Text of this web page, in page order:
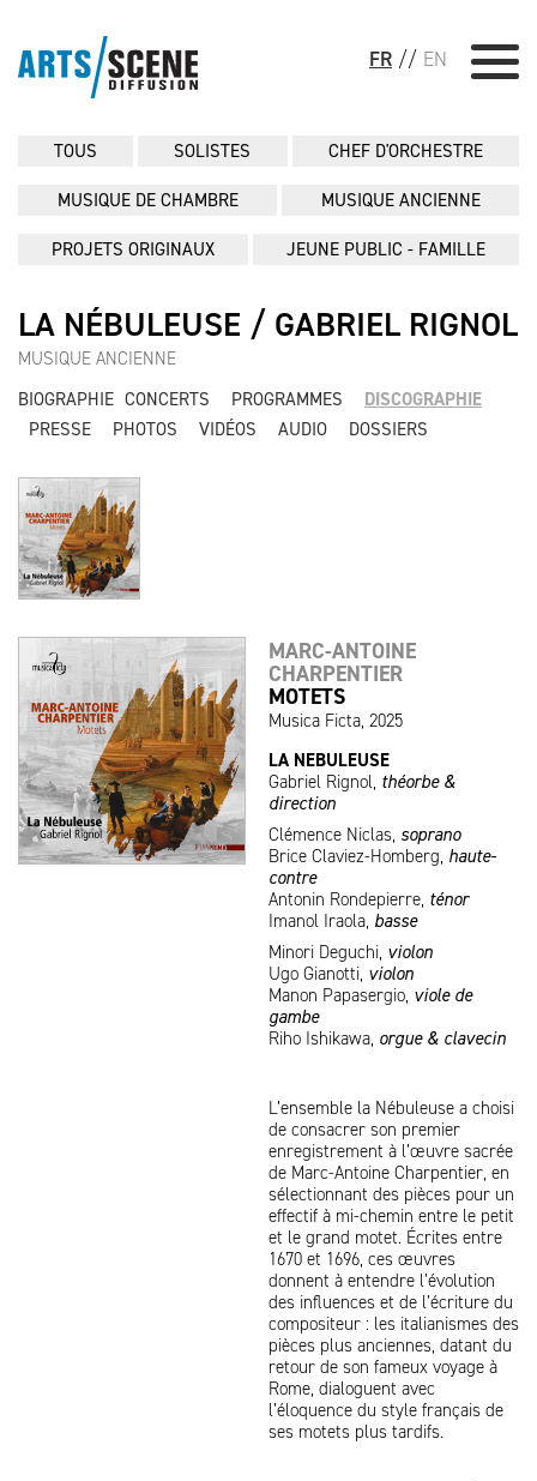
FR // EN
TOUS SOLISTES CHEF D'ORCHESTRE
MUSIQUE DE CHAMBRE MUSIQUE ANCIENNE
PROJETS ORIGINAUX JEUNE PUBLIC - FAMILLE
LA NÉBULEUSE / GABRIEL RIGNOL
MUSIQUE ANCIENNE
BIOGRAPHIE CONCERTS PROGRAMMES
DISCOGRAPHIE
PRESSE
PHOTOS VIDÉOS AUDIO DOSSIERS
MARC-ANTOINE
CHARPENTIER
MOTETS
Musica Ficta, 2025
LA NEBULEUSE
Gabriel Rignol, théorbe &
direction
Clémence Niclas, soprano
Brice Claviez-Homberg, haute-
contre
Antonin Rondepierre, ténor
Imanol Iraola, basse
Minori Deguchi, violon
Ugo Gianotti, violon
Manon Papasergio, viole de
gambe
Riho Ishikawa, orgue & clavecin
L’ensemble la Nébuleuse a choisi
de consacrer son premier
enregistrement à l’œuvre sacrée
de Marc-Antoine Charpentier, en
sélectionnant des pièces pour un
effectif à mi-chemin entre le petit
et le grand motet. Écrites entre
1670 et 1696, ces œuvres
donnent à entendre l’évolution
des influences et de l’écriture du
compositeur : les italianismes des
pièces plus anciennes, datant du
retour de son fameux voyage à
Rome, dialoguent avec
l’éloquence du style français de
ses motets plus tardifs.